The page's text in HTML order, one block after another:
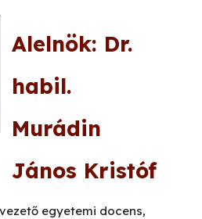
Alelnök: Dr.
habil.
Murádin
János Kristóf
egyetemi docens,